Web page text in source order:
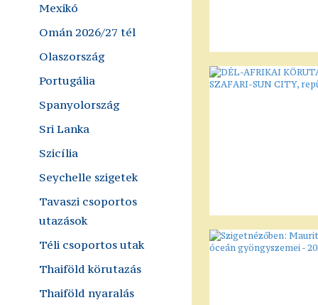
Mexikó
Omán 2026/27 tél
Olaszország
Portugália
Spanyolország
Sri Lanka
Szicília
Seychelle szigetek
Tavaszi csoportos
utazások
Téli csoportos utak
Thaiföld körutazás
Thaiföld nyaralás